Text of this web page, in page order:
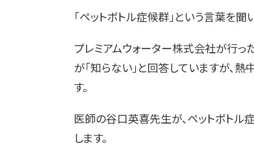
「ペットボトル症候群」という言葉を聞
プレミアムウォーター株式会社が行っ
が「知らない」と回答していますが、
す。
医師の谷口英喜先生が、ペットボト
します。